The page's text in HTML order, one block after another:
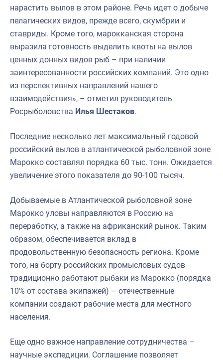
нарастить вылов в этом районе. Речь идет о добыче
пелагических видов, прежде всего, скумбрии и
ставриды. Кроме того, марокканская сторона
выразила готовность выделить квоты на вылов
ценных донных видов рыб – при наличии
заинтересованности российских компаний. Это одно
из перспективных направлений нашего
взаимодействия», – отметил руководитель
Росрыболовства Илья Шестаков.
Последние несколько лет максимальный годовой
российский вылов в атлантической рыболовной зоне
Марокко составлял порядка 60 тыс. тонн. Ожидается
увеличение этого показателя до 90-100 тысяч.
Добываемые в Атлантической рыболовной зоне
Марокко уловы направляются в Россию на
переработку, а также на африканский рынок. Таким
образом, обеспечивается вклад в
продовольственную безопасность региона. Кроме
того, на борту российских промысловых судов
традиционно работают рыбаки из Марокко (порядка
10% от состава экипажей) – отечественные
компании создают рабочие места для местного
населения.
Еще одно важное направление сотрудничества –
научные экспедиции. Соглашение позволяет